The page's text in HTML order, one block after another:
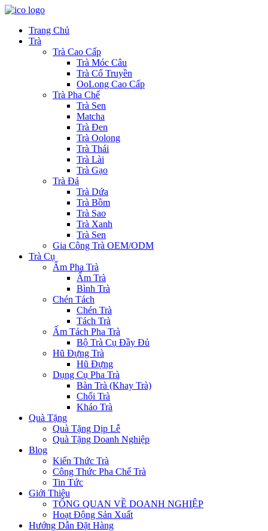
Trang Chủ
Trà
Trà Cao Cấp
Trà Móc Câu
Trà Cổ Truyền
OoLong Cao Cấp
Trà Pha Chế
Trà Sen
Matcha
Trà Đen
Trà Oolong
Trà Thái
Trà Lài
Trà Gạo
Trà Đá
Trà Dứa
Trà Bồm
Trà Sao
Trà Xanh
Trà Sen
Gia Công Trà OEM/ODM
Trà Cụ
Ấm Pha Trà
Ấm Trà
Bình Trà
Chén Tách
Chén Trà
Tách Trà
Ấm Tách Pha Trà
Bộ Trà Cụ Đầy Đủ
Hũ Đựng Trà
Hũ Đựng
Dụng Cụ Pha Trà
Bàn Trà (Khay Trà)
Chổi Trà
Kháo Trà
Quà Tặng
Quà Tặng Dịp Lễ
Quà Tặng Doanh Nghiệp
Blog
Kiến Thức Trà
Công Thức Pha Chế Trà
Tin Tức
Giới Thiệu
TỔNG QUAN VỀ DOANH NGHIỆP
Hoạt Động Sản Xuất
Hướng Dẫn Đặt Hàng